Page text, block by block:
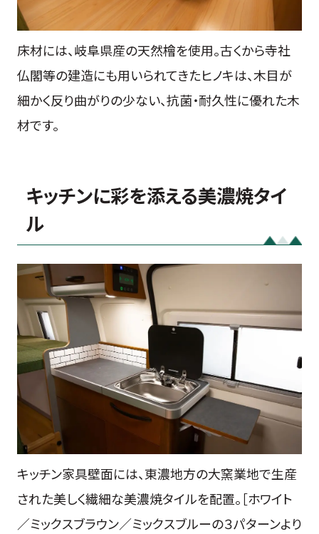
床材には、岐阜県産の天然檜を使用。古くから寺社
仏閣等の建造にも用いられてきたヒノキは、木目が
細かく反り曲がりの少ない、抗菌・耐久性に優れた木
材です。
キッチンに彩を添える美濃焼タイ
ル
キッチン家具壁面には、東濃地方の大窯業地で生産
された美しく繊細な美濃焼タイルを配置。［ホワイト
／ミックスブラウン／ミックスブルーの３パターンより